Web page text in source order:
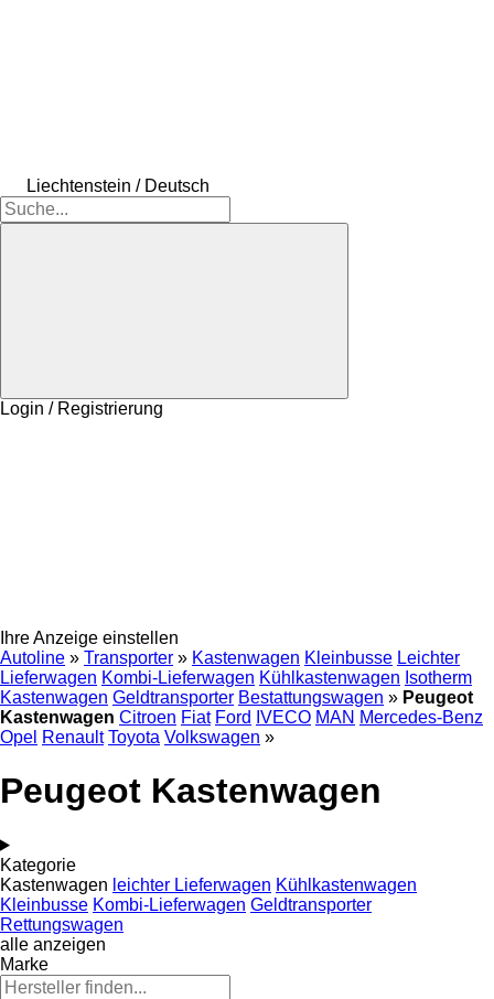
Liechtenstein / Deutsch
Login / Registrierung
Ihre Anzeige einstellen
Autoline » Transporter » Kastenwagen Kleinbusse Leichter
Lieferwagen Kombi-Lieferwagen Kühlkastenwagen Isotherm
Kastenwagen Geldtransporter Bestattungswagen » Peugeot
Kastenwagen Citroen Fiat Ford IVECO MAN Mercedes-Benz
Opel Renault Toyota Volkswagen »
Peugeot Kastenwagen
Kategorie
Kastenwagen leichter Lieferwagen Kühlkastenwagen
Kleinbusse Kombi-Lieferwagen Geldtransporter
Rettungswagen
alle anzeigen
Marke